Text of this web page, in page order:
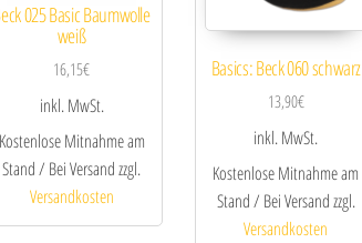
025 Basic Baumwolle
weiß
16,15€
inkl. MwSt.
Kostenlose Mitnahme am
Stand / Bei Versand zzgl.
Versandkosten
Basics: Beck 060 schwarz
13,90€
inkl. MwSt.
Kostenlose Mitnahme am
Stand / Bei Versand zzgl.
Versandkosten